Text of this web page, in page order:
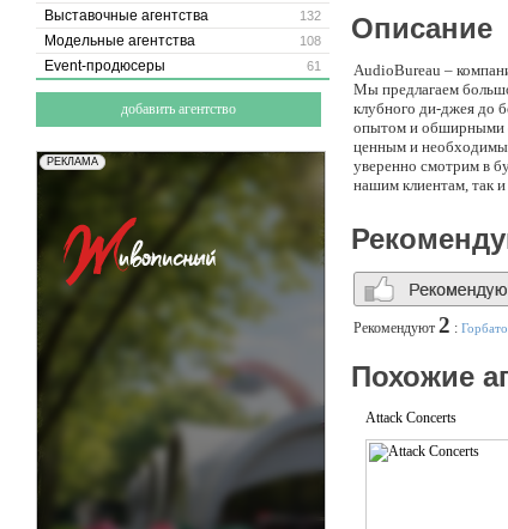
132
Выставочные агентства
108
Модельные агентства
61
Event-продюсеры
добавить агентство
Описание
AudioBureau –
Мы предлагаем
клубного ди-джея до
опытом и обширными
ценным и
уверенно смотрим в
нашим клиентам, так
Рекомендуют 2 :
Похожие
Attack Concerts